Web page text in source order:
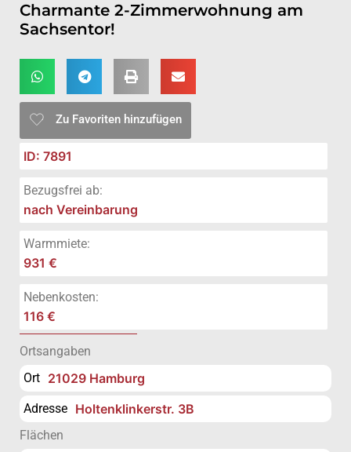
Charmante 2-Zimmerwohnung am
Sachsentor!
Zu Favoriten hinzufügen
ID: 7891
Bezugsfrei ab:
nach Vereinbarung
Warmmiete:
931 €
Nebenkosten:
116 €
Ortsangaben
Ort 21029 Hamburg
Adresse Holtenklinkerstr. 3B
Flächen